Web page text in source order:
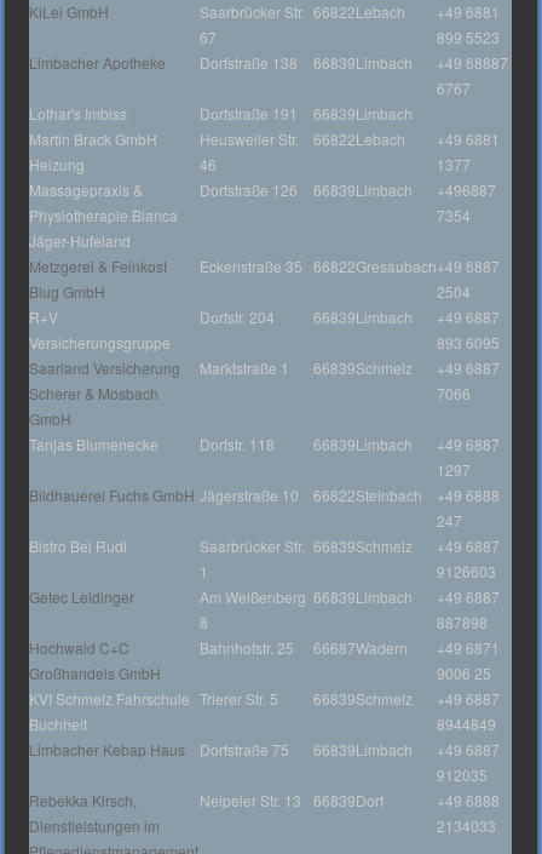
KiLei GmbH
Saarbrücker Str.
67
66822Lebach
+49 6881
899 5523
Limbacher Apotheke
Dorfstraße 138 66839Limbach
+49 68887
6767
Lothar's Imbiss
Dorfstraße 191 66839Limbach
Martin Brack GmbH
Heizung
Heusweiler Str.
46
66822Lebach
+49 6881
1377
Massagepraxis &
Physiotherapie Bianca
Jäger-Hufeland
Dorfstraße 126 66839Limbach
+496887
7354
Metzgerei & Feinkost
Blug GmbH
Eckenstraße 35 66822Gresaubach+49 6887
2504
R+V
Versicherungsgruppe
Dorfstr. 204 66839Limbach
+49 6887
893 6095
Saarland Versicherung
Scherer & Mosbach
GmbH
Marktstraße 1 66839Schmelz
+49 6887
7066
Tanjas Blumenecke Dorfstr. 118 66839Limbach
+49 6887
1297
Bildhauerei Fuchs GmbH Jägerstraße 10 66822Steinbach
+49 6888
247
Bistro Bei Rudi
Saarbrücker Str.
1
66839Schmelz
+49 6887
9126603
Getec Leidinger
Am Weißenberg
8
66839Limbach
+49 6887
887898
Hochwald C+C
Großhandels GmbH
Bahnhofstr. 25 66687Wadern
+49 6871
9006 25
KVI Schmelz Fahrschule
Buchheit
Trierer Str. 5 66839Schmelz
+49 6887
8944849
Limbacher Kebap Haus
Dorfstraße 75 66839Limbach
+49 6887
912035
Rebekka Kirsch,
Dienstleistungen im
Neipeler Str. 13 66839Dorf
+49 6888
2134033